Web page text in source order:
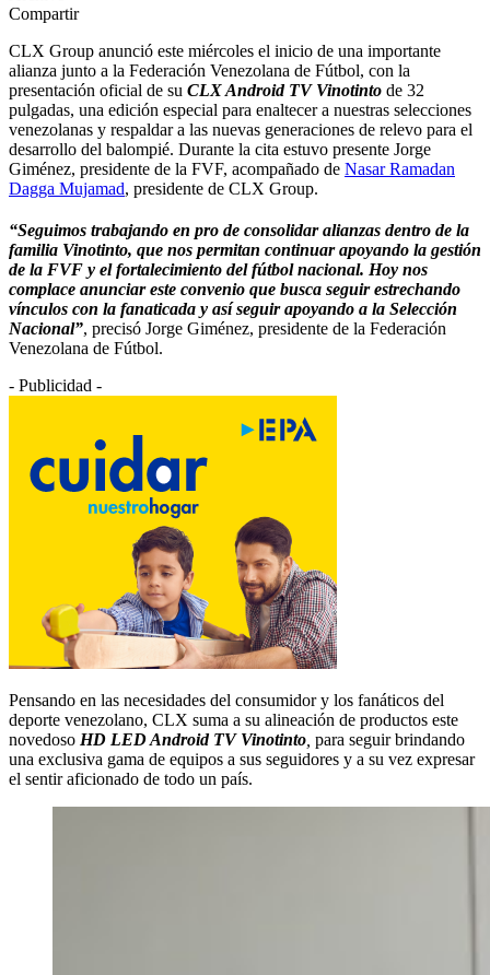
Compartir
CLX Group anunció este miércoles el inicio de una importante
alianza junto a la Federación Venezolana de Fútbol, con la
presentación oficial de su CLX Android TV Vinotinto de 32
pulgadas, una edición especial para enaltecer a nuestras selecciones
venezolanas y respaldar a las nuevas generaciones de relevo para el
desarrollo del balompié. Durante la cita estuvo presente Jorge
Giménez, presidente de la FVF, acompañado de Nasar Ramadan
Dagga Mujamad, presidente de CLX Group.
“Seguimos trabajando en pro de consolidar alianzas dentro de la
familia Vinotinto, que nos permitan continuar apoyando la gestión
de la FVF y el fortalecimiento del fútbol nacional. Hoy nos
complace anunciar este convenio que busca seguir estrechando
vínculos con la fanaticada y así seguir apoyando a la Selección
Nacional”, precisó Jorge Giménez, presidente de la Federación
Venezolana de Fútbol.
- Publicidad -
Pensando en las necesidades del consumidor y los fanáticos del
deporte venezolano, CLX suma a su alineación de productos este
novedoso HD LED Android TV Vinotinto para seguir brindando
una exclusiva gama de equipos a sus seguidores y a su vez expresar
el sentir aficionado de todo un país.